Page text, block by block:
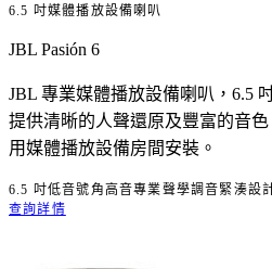
6.5 吋媒體播放設備喇叭
JBL Pasión 6
JBL 專業媒體播放設備喇叭，6.5
提供清晰的人聲還原及豐富的音
用媒體播放設備房間安裝。
6.5 吋低音號角高音專業聲學調音緊湊設
查詢詳情